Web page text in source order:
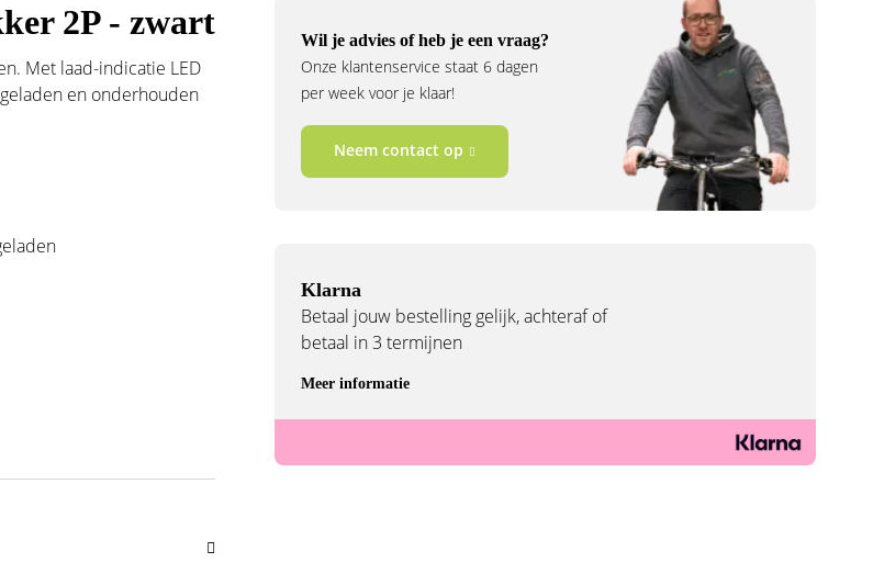
2P - zwart
Met laad-indicatie LED
en onderhouden
Wil je advies of heb je een vraag?
Onze klantenservice staat 6 dagen
per week voor je klaar!
Neem contact op
Klarna
Betaal jouw bestelling gelijk, achteraf of
betaal in 3 termijnen
Meer informatie